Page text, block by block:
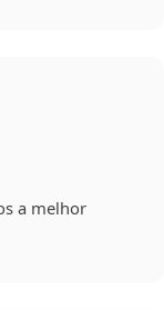
a melhor